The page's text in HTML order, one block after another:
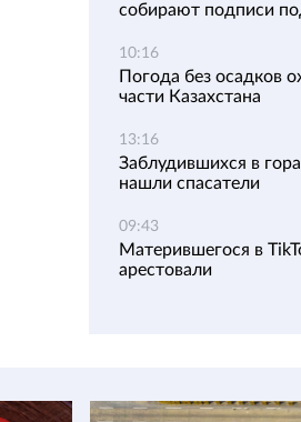
собирают подписи
10:16
Погода без осадков
части Казахстана
13:16
Заблудившихся в
нашли спасатели
09:43
Матерившегося в
арестовали